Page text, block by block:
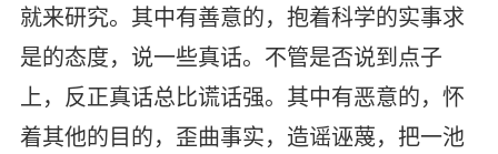
就来研究。其中有善意的，抱着科学的实事求
是的态度，说一些真话。不管是否说到点子
上，反正真话总比谎话强。其中有恶意的，怀
着其他的目的，歪曲事实，造谣诬蔑，把一池